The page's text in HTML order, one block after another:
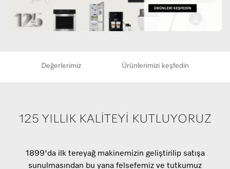
Değerlerimiz Ürünlerimizi keşfedin
125 YILLIK KALİTEYİ KUTLUYORUZ
1899'da ilk tereyağ makinemizin geliştirilip satışa
sunulmasından bu yana felsefemiz ve tutkumuz